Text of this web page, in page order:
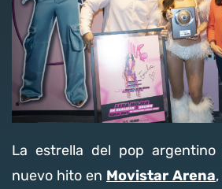
Contacto
Club Movistar
Suscríbete
La estrella del pop argentino
nuevo hito en Movistar Arena